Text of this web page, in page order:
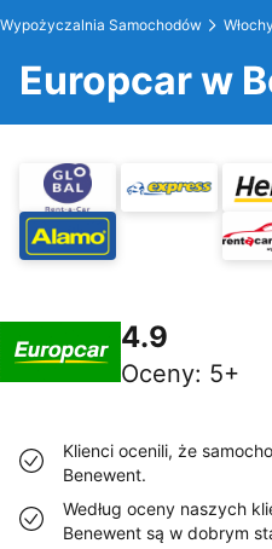
Wypożyczalnia Samochodów Włochy
Europcar w
4.9
Oceny: 5+
Klienci ocenili, że
Benewent.
Według oceny naszych
Benewent są w dobrym